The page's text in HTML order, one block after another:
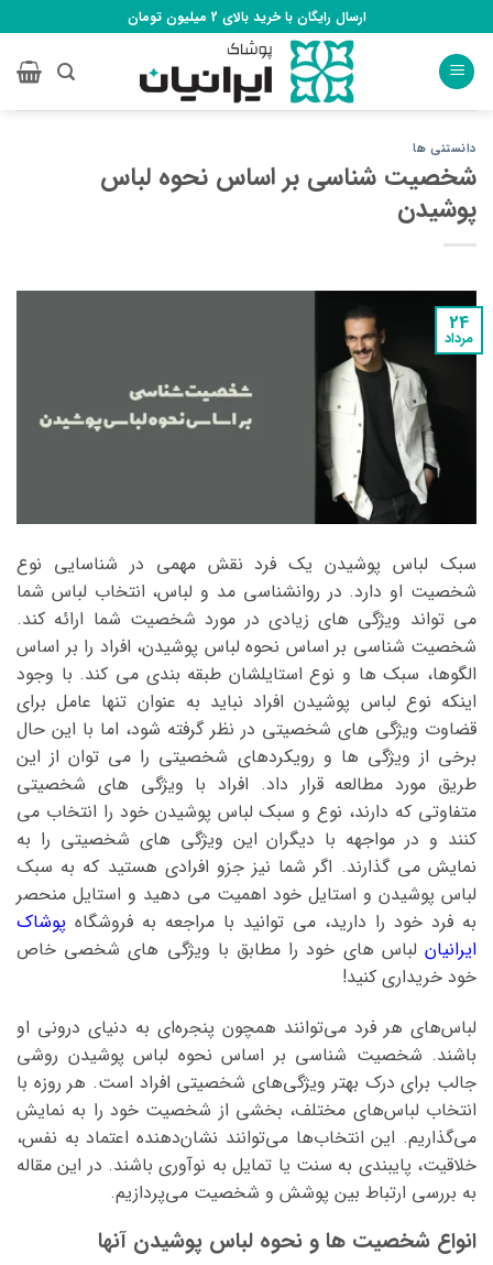
to
content
ارسال رایگان با خرید بالای 2 میلیون تومان
دانستنی ها
شخصیت شناسی بر اساس نحوه لباس
پوشیدن
24
مرداد
سبک لباس پوشیدن یک فرد نقش مهمی در شناسایی نوع
شخصیت او دارد. در روانشناسی مد و لباس، انتخاب لباس شما
می ‌تواند ویژگی‌ های زیادی در مورد شخصیت شما ارائه کند.
شخصیت شناسی بر اساس نحوه لباس پوشیدن، افراد را بر اساس
الگوها، سبک‌ ها و نوع استایلشان طبقه بندی ‌می ‌کند. با وجود
اینکه نوع لباس پوشیدن افراد نباید به عنوان تنها عامل برای
قضاوت ویژگی‌ های شخصیتی در نظر گرفته شود، اما با این حال
برخی از ویژگی‌ ها و رویکردهای شخصیتی را می‌ توان از این
طریق مورد مطالعه قرار داد. افراد با ویژگی‌ های شخصیتی
متفاوتی که دارند، نوع و سبک لباس پوشیدن خود را انتخاب می
‌کنند و در مواجهه با دیگران این ویژگی‌ های شخصیتی را به
نمایش می ‌گذارند. اگر شما نیز جزو افرادی هستید که به سبک
لباس پوشیدن و استایل خود اهمیت می ‌دهید و استایل منحصر
به فرد خود را دارید، می‌ توانید با مراجعه به فروشگاه پوشاک
ایرانیان لباس ‌های خود را مطابق با ویژگی‌ های شخصی خاص
خود خریداری کنید!
لباس‌های هر فرد می‌توانند همچون پنجره‌ای به دنیای درونی او
باشند. شخصیت شناسی بر اساس نحوه لباس پوشیدن روشی
جالب برای درک بهتر ویژگی‌های شخصیتی افراد است. هر روزه با
انتخاب لباس‌های مختلف، بخشی از شخصیت خود را به نمایش
می‌گذاریم. این انتخاب‌ها می‌توانند نشان‌دهنده اعتماد به نفس،
خلاقیت، پایبندی به سنت یا تمایل به نوآوری باشند. در این مقاله
به بررسی ارتباط بین پوشش و شخصیت می‌پردازیم.
انواع شخصیت ها و نحوه لباس پوشیدن آنها